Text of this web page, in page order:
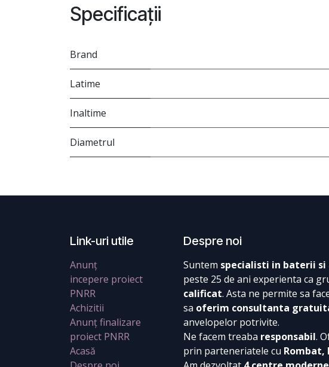
Specificații
Brand
Latime
Inaltime
Diametrul
Link-uri utile
Anunț
incepere proiect
PNRR
Achizitii
Anunț finalizare
proiect PNRR
Acasă
Despre noi
Suntem specialisti in baterii si
peste 25 de ani experienta ca
calificat. Asta ne permite sa
sa oferim consultanta
anvelopelor potrivite.
Ne facem treaba responsabil.
prin parteneriatele cu Rombat,